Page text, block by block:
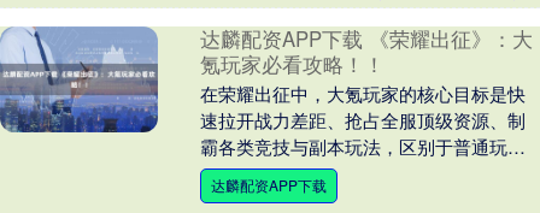
达麟配资APP下载 《荣耀出征》：大
氪玩家必看攻略！！
在荣耀出征中，大氪玩家的核心目标是快
速拉开战力差距、抢占全服顶级资源、制
霸各类竞技与副本玩法，区别于普通玩家
的循序渐进，大氪养成讲究精准投入、高
效成型，拒绝零散....
达麟配资APP下载